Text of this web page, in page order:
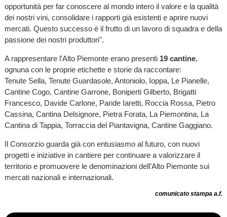
opportunità per far conoscere al mondo intero il valore e la qualità
dei nostri vini, consolidare i rapporti già esistenti e aprire nuovi
mercati. Questo successo è il frutto di un lavoro di squadra e della
passione dei nostri produttori".
A rappresentare l’Alto Piemonte erano presenti 19 cantine,
ognuna con le proprie etichette e storie da raccontare:
Tenute Sella, Tenute Guardasole, Antoniolo, Ioppa, Le Pianelle,
Cantine Cogo, Cantine Garrone, Boniperti Gilberto, Brigatti
Francesco, Davide Carlone, Paride Iaretti, Roccia Rossa, Pietro
Cassina, Cantina Delsignore, Pietra Forata, La Piemontina, La
Cantina di Tappia, Torraccia del Piantavigna, Cantine Gaggiano.
Il Consorzio guarda già con entusiasmo al futuro, con nuovi
progetti e iniziative in cantiere per continuare a valorizzare il
territorio e promuovere le denominazioni dell’Alto Piemonte sui
mercati nazionali e internazionali.
comunicato stampa a.f.